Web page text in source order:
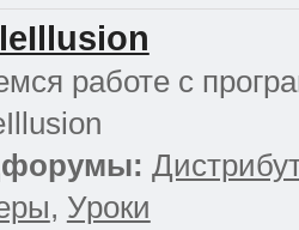
работе с
, Уроки